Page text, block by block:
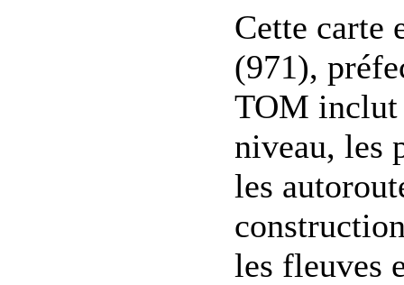
Cette carte
(971),
TOM inclut
niveau, les
les
les fleuves